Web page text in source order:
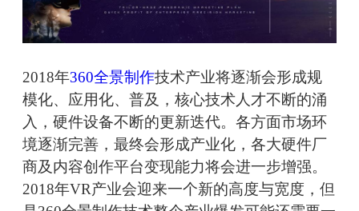
2018年360全景制作技术产业将逐渐会形成规
模化、应用化、普及，核心技术人才不断的涌
入，硬件设备不断的更新迭代。各方面市场环
境逐渐完善，最终会形成产业化，各大硬件厂
商及内容创作平台变现能力将会进一步增强。
2018年VR产业会迎来一个新的高度与宽度，但